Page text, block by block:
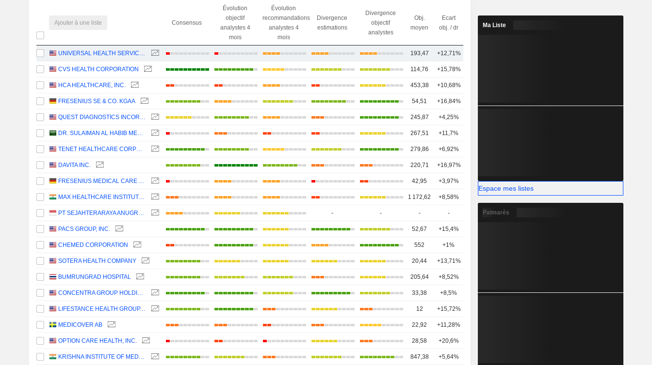
Ajouter à une liste Consensus
Évolution
objectif
analystes 4
mois
Évolution
recommandations
analystes 4
mois
Divergence
estimations
Divergence
objectif
analystes
Obj.
moyen
Ecart
obj. / dr
Nbr
d'analystes
UNIVERSAL HEALTH SERVICES, INC. 193,47 +12,71%
CVS HEALTH CORPORATION 114,76 +15,78%
HCA HEALTHCARE, INC. 453,38 +10,68%
FRESENIUS SE & CO. KGAA 54,51 +16,84%
QUEST DIAGNOSTICS INCORPORATED 245,87 +4,25%
DR. SULAIMAN AL HABIB MEDICAL SERVICES GROUP COMPANY 267,51 +11,7%
TENET HEALTHCARE CORPORATION 279,86 +6,92%
DAVITA INC. 220,71 +16,97%
FRESENIUS MEDICAL CARE AG 42,95 +3,97% 17
MAX HEALTHCARE INSTITUTE LIMITED 1 172,62 +8,58% 26
PT SEJAHTERARAYA ANUGRAHJAYA TBK - - - -
PACS GROUP, INC. 52,67 +15,4%
CHEMED CORPORATION 552 +1%
SOTERA HEALTH COMPANY 20,44 +13,71%
BUMRUNGRAD HOSPITAL 205,64 +8,52%
CONCENTRA GROUP HOLDINGS PARENT, INC. 33,38 +8,5% 8
LIFESTANCE HEALTH GROUP, INC. 12 +15,72%
MEDICOVER AB 22,92 +11,28%
OPTION CARE HEALTH, INC. 28,58 +20,6%
KRISHNA INSTITUTE OF MEDICAL SCIENCES LIMITED 847,38 +5,64%
Ma Liste
Espace mes listes
Palmarès